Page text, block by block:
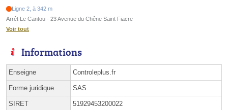
Ligne 2, à 342 m
Arrêt Le Cantou - 23 Avenue du Chêne Saint Fiacre
Voir tout
Informations
Enseigne Controleplus.fr
Forme juridique SAS
SIRET 51929453200022